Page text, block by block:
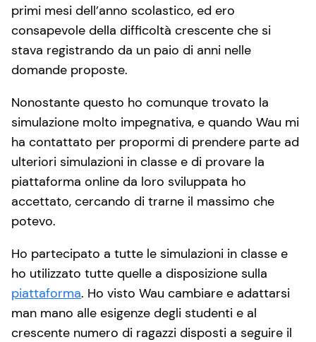
primi mesi dell’anno scolastico, ed ero
consapevole della difficoltà crescente che si
stava registrando da un paio di anni nelle
domande proposte.
Nonostante questo ho comunque trovato la
simulazione molto impegnativa, e quando Wau mi
ha contattato per propormi di prendere parte ad
ulteriori simulazioni in classe e di provare la
piattaforma online da loro sviluppata ho
accettato, cercando di trarne il massimo che
potevo.
Ho partecipato a tutte le simulazioni in classe e
ho utilizzato tutte quelle a disposizione sulla
piattaforma. Ho visto Wau cambiare e adattarsi
man mano alle esigenze degli studenti e al
crescente numero di ragazzi disposti a seguire il